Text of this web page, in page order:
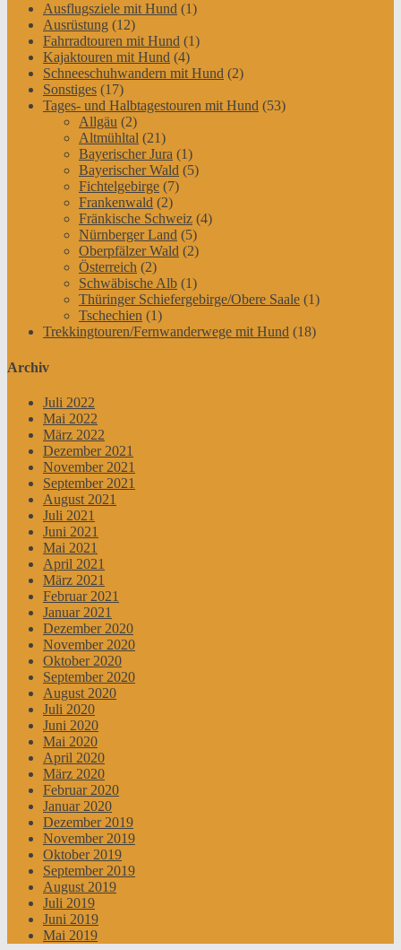
Ausflugsziele mit Hund (1)
Ausrüstung (12)
Fahrradtouren mit Hund (1)
Kajaktouren mit Hund (4)
Schneeschuhwandern mit Hund (2)
Sonstiges (17)
Tages- und Halbtagestouren mit Hund (53)
Allgäu (2)
Altmühltal (21)
Bayerischer Jura (1)
Bayerischer Wald (5)
Fichtelgebirge (7)
Frankenwald (2)
Fränkische Schweiz (4)
Nürnberger Land (5)
Oberpfälzer Wald (2)
Österreich (2)
Schwäbische Alb (1)
Thüringer Schiefergebirge/Obere Saale (1)
Tschechien (1)
Trekkingtouren/Fernwanderwege mit Hund (18)
Archiv
Juli 2022
Mai 2022
März 2022
Dezember 2021
November 2021
September 2021
August 2021
Juli 2021
Juni 2021
Mai 2021
April 2021
März 2021
Februar 2021
Januar 2021
Dezember 2020
November 2020
Oktober 2020
September 2020
August 2020
Juli 2020
Juni 2020
Mai 2020
April 2020
März 2020
Februar 2020
Januar 2020
Dezember 2019
November 2019
Oktober 2019
September 2019
August 2019
Juli 2019
Juni 2019
Mai 2019